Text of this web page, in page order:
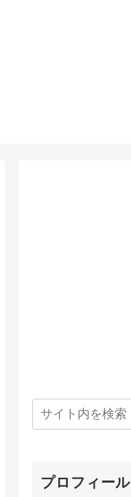
プロフィール